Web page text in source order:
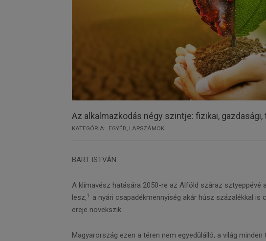
Az alkalmazkodás négy szintje: fizikai, gazdasági,
KATEGÓRIA: EGYÉB LAPSZÁMOK
BART ISTVÁN
A klímavész hatására 2050-re az Alföld száraz sztyeppévé
lesz,1 a nyári csapadékmennyiség akár húsz százalékkal is
ereje növekszik.
Magyarország ezen a téren nem egyedülálló, a világ